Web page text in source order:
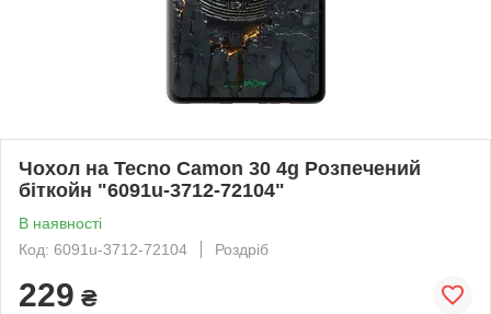
Чохол на Tecno Camon 30 4g Розпечений
біткойн "6091u-3712-72104"
В наявності
Код: 6091u-3712-72104
Роздріб
229 ₴